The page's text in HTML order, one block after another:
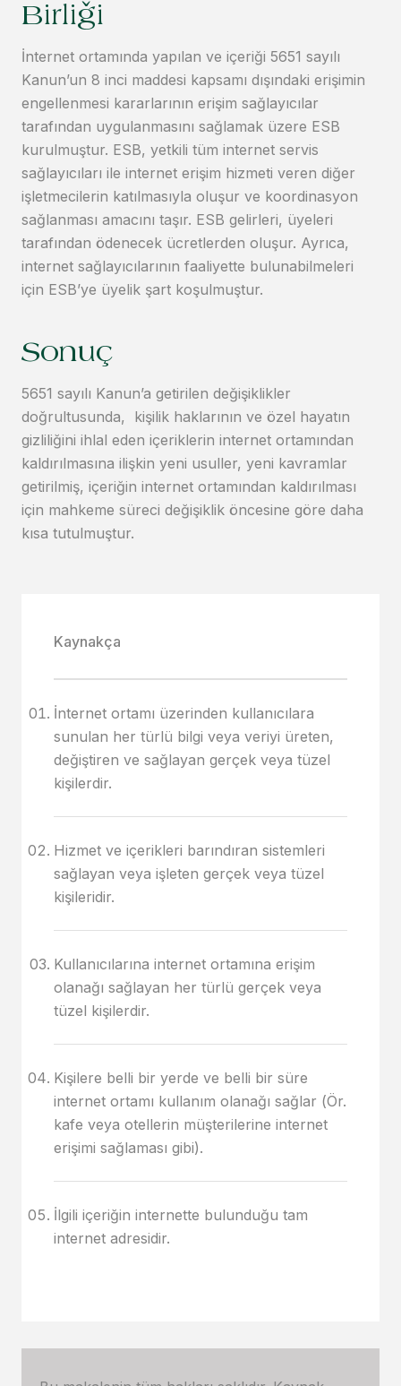
Birliği
İnternet ortamında yapılan ve içeriği 5651 sayılı
Kanun’un 8 inci maddesi kapsamı dışındaki erişimin
engellenmesi kararlarının erişim sağlayıcılar
tarafından uygulanmasını sağlamak üzere ESB
kurulmuştur. ESB, yetkili tüm internet servis
sağlayıcıları ile internet erişim hizmeti veren diğer
işletmecilerin katılmasıyla oluşur ve koordinasyon
sağlanması amacını taşır. ESB gelirleri, üyeleri
tarafından ödenecek ücretlerden oluşur. Ayrıca,
internet sağlayıcılarının faaliyette bulunabilmeleri
için ESB’ye üyelik şart koşulmuştur.
Sonuç
5651 sayılı Kanun’a getirilen değişiklikler
doğrultusunda, kişilik haklarının ve özel hayatın
gizliliğini ihlal eden içeriklerin internet ortamından
kaldırılmasına ilişkin yeni usuller, yeni kavramlar
getirilmiş, içeriğin internet ortamından kaldırılması
için mahkeme süreci değişiklik öncesine göre daha
kısa tutulmuştur.
Kaynakça
İnternet ortamı üzerinden kullanıcılara
sunulan her türlü bilgi veya veriyi üreten,
değiştiren ve sağlayan gerçek veya tüzel
kişilerdir.
Hizmet ve içerikleri barındıran sistemleri
sağlayan veya işleten gerçek veya tüzel
kişileridir.
Kullanıcılarına internet ortamına erişim
olanağı sağlayan her türlü gerçek veya
tüzel kişilerdir.
Kişilere belli bir yerde ve belli bir süre
internet ortamı kullanım olanağı sağlar (Ör.
kafe veya otellerin müşterilerine internet
erişimi sağlaması gibi).
İlgili içeriğin internette bulunduğu tam
internet adresidir.